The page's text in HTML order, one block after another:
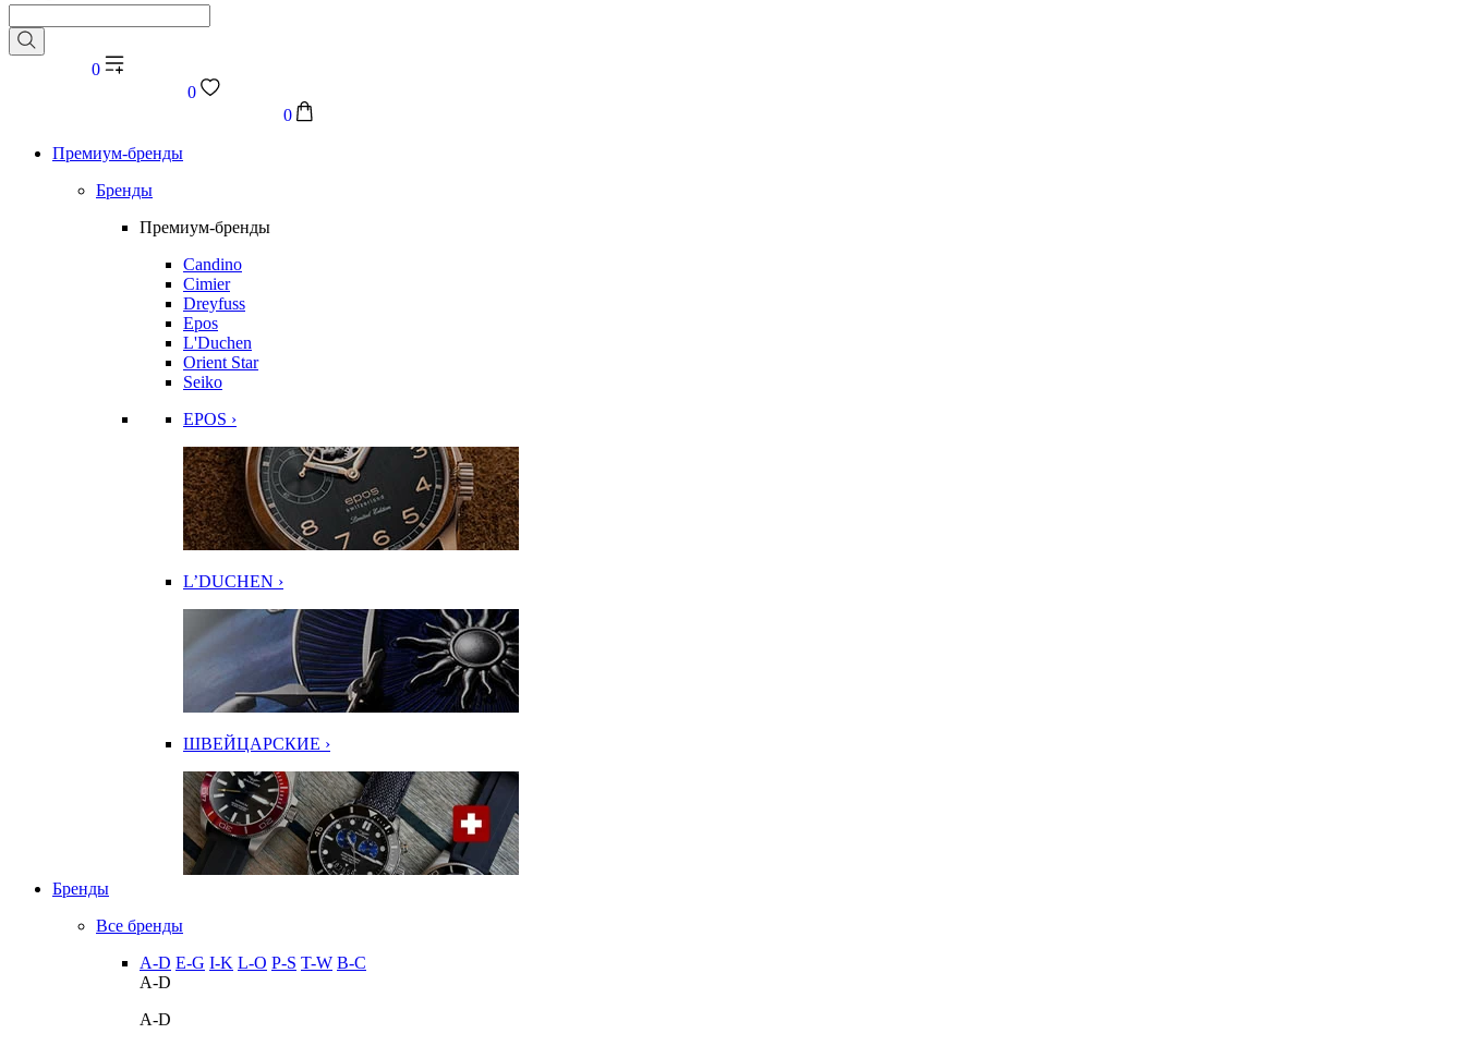
0
0
0
Премиум-бренды
Бренды
Премиум-бренды
Candino
Cimier
Dreyfuss
Epos
L'Duchen
Orient Star
Seiko
EPOS ›
L’DUCHEN ›
ШВЕЙЦАРСКИЕ ›
Бренды
Все бренды
A-D E-G I-K L-O P-S T-W В-С
A-D
A-D